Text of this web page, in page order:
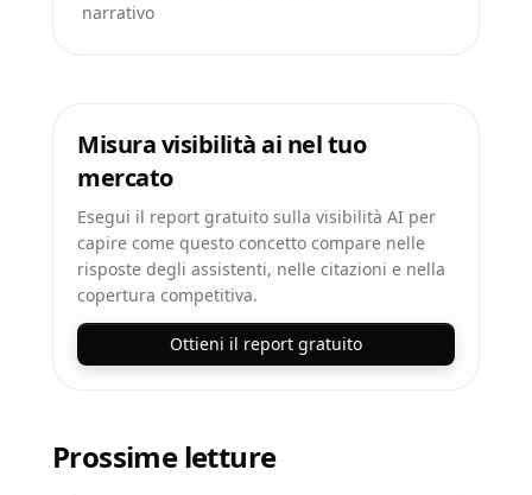
narrativo
Misura visibilità ai nel tuo
mercato
Esegui il report gratuito sulla visibilità AI per
capire come questo concetto compare nelle
risposte degli assistenti, nelle citazioni e nella
copertura competitiva.
Ottieni il report gratuito
Prossime letture